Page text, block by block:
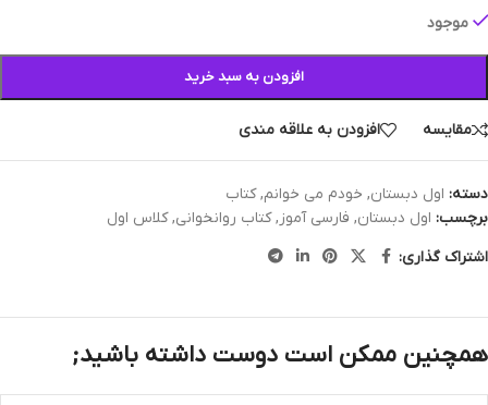
موجود
افزودن به سبد خرید
مقایسه افزودن به علاقه مندی
دسته: اول دبستان, خودم می خوانم, کتاب
برچسب: اول دبستان, فارسی آموز, کتاب روانخوانی, کلاس اول
اشتراک گذاری:
همچنین ممکن است دوست داشته باشید;